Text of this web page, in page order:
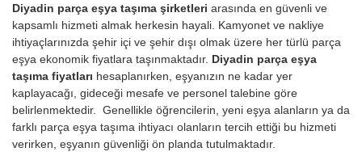
Diyadin parça eşya taşıma şirketleri arasında en güvenli ve
kapsamlı hizmeti almak herkesin hayali. Kamyonet ve nakliye
ihtiyaçlarınızda şehir içi ve şehir dışı olmak üzere her türlü parça
eşya ekonomik fiyatlara taşınmaktadır. Diyadin parça eşya
taşıma fiyatları hesaplanırken, eşyanızın ne kadar yer
kaplayacağı, gideceği mesafe ve personel talebine göre
belirlenmektedir. Genellikle öğrencilerin, yeni eşya alanların ya da
farklı parça eşya taşıma ihtiyacı olanların tercih ettiği bu hizmeti
verirken, eşyanın güvenliği ön planda tutulmaktadır.